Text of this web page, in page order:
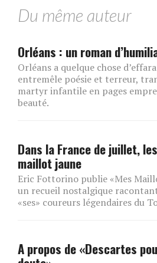
Du même auteur
Orléans : un roman
Orléans a quelque chose
entremêle poésie et terreur,
martyr infantile en pages
beauté.
Dans la France de juillet,
maillot jaune
Eric Fottorino publie «Mes
un recueil nostalgique
«ses» coureurs légendaires du
A propos de «Descartes